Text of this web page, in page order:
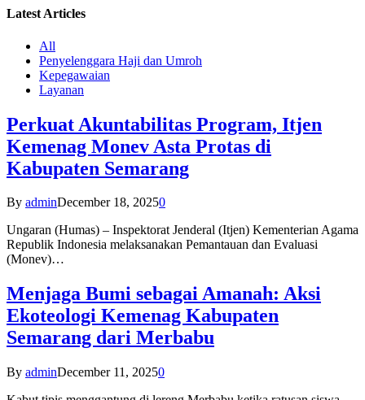
Latest Articles
All
Penyelenggara Haji dan Umroh
Kepegawaian
Layanan
Perkuat Akuntabilitas Program, Itjen
Kemenag Monev Asta Protas di
Kabupaten Semarang
By adminDecember 18, 20250
Ungaran (Humas) – Inspektorat Jenderal (Itjen) Kementerian Agama
Republik Indonesia melaksanakan Pemantauan dan Evaluasi
(Monev)…
Menjaga Bumi sebagai Amanah: Aksi
Ekoteologi Kemenag Kabupaten
Semarang dari Merbabu
By adminDecember 11, 20250